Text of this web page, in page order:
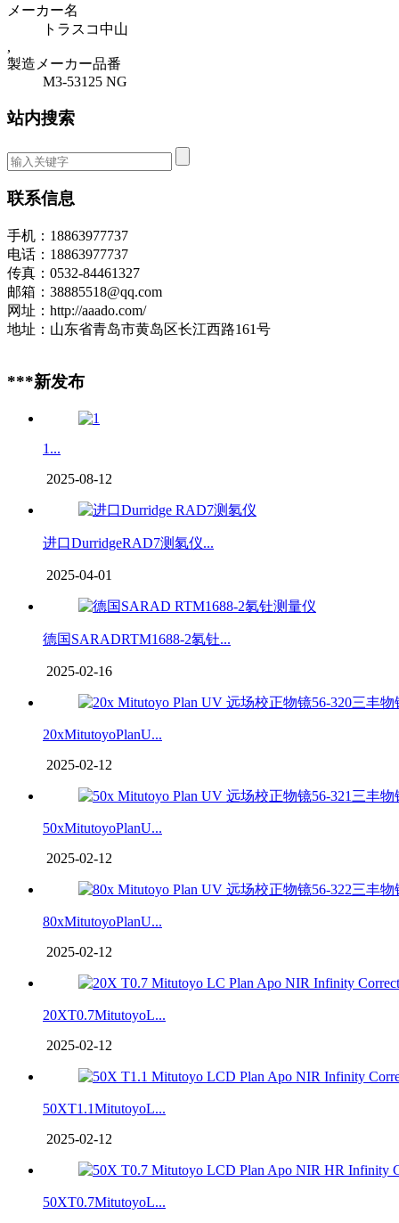
メーカー名
トラスコ中山
,
製造メーカー品番
M3-53125 NG
站内搜索
联系信息
手机：18863977737
电话：18863977737
传真：0532-84461327
邮箱：38885518@qq.com
网址：http://aaado.com/
地址：山东省青岛市黄岛区长江西路161号
***新发布
1...
2025-08-12
进口DurridgeRAD7测氡仪...
2025-04-01
德国SARADRTM1688-2氡钍...
2025-02-16
20xMitutoyoPlanU...
2025-02-12
50xMitutoyoPlanU...
2025-02-12
80xMitutoyoPlanU...
2025-02-12
20XT0.7MitutoyoL...
2025-02-12
50XT1.1MitutoyoL...
2025-02-12
50XT0.7MitutoyoL...